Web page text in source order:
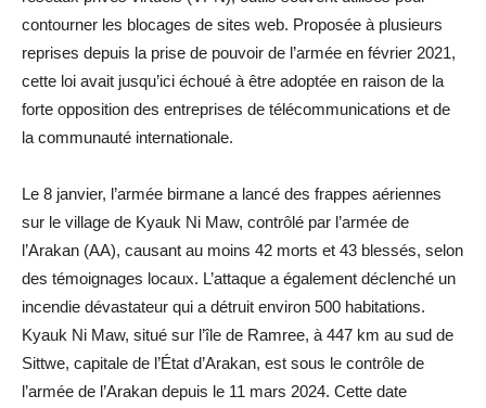
contourner les blocages de sites web. Proposée à plusieurs
reprises depuis la prise de pouvoir de l’armée en février 2021,
cette loi avait jusqu’ici échoué à être adoptée en raison de la
forte opposition des entreprises de télécommunications et de
la communauté internationale.
Le 8 janvier, l’armée birmane a lancé des frappes aériennes
sur le village de Kyauk Ni Maw, contrôlé par l’armée de
l’Arakan (AA), causant au moins 42 morts et 43 blessés, selon
des témoignages locaux. L’attaque a également déclenché un
incendie dévastateur qui a détruit environ 500 habitations.
Kyauk Ni Maw, situé sur l’île de Ramree, à 447 km au sud de
Sittwe, capitale de l’État d’Arakan, est sous le contrôle de
l’armée de l’Arakan depuis le 11 mars 2024. Cette date